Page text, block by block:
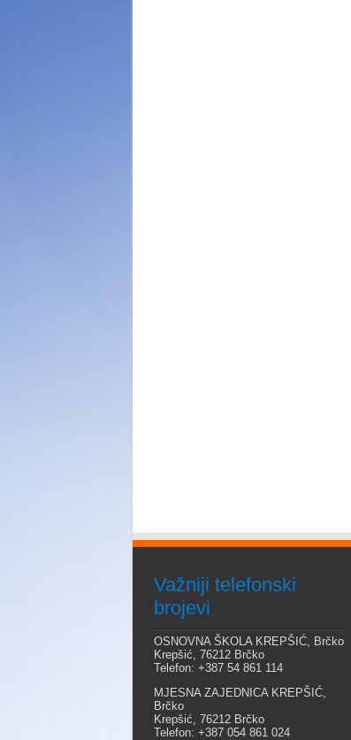
Važniji telefonski
brojevi
OSNOVNA ŠKOLA KREPŠIĆ, Brčko
Krepšić, 76212 Brčko
Telefon: +387 54 861 114
MJESNA ZAJEDNICA KREPŠIĆ,
Brčko
Krepšić, 76212 Brčko
Telefon: +387 054 861 024